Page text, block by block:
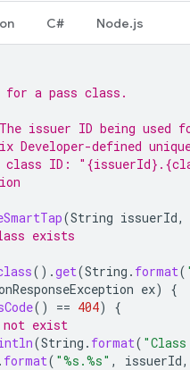
C# Node.js
for a pass class.
issuer ID being used
Developer-defined
class ID:
(String issuerId,
exists
().get(String . format(
ex)
{
() == 404)
{
not exist
(String . format(
. format( "%s.%s" , issuerId,